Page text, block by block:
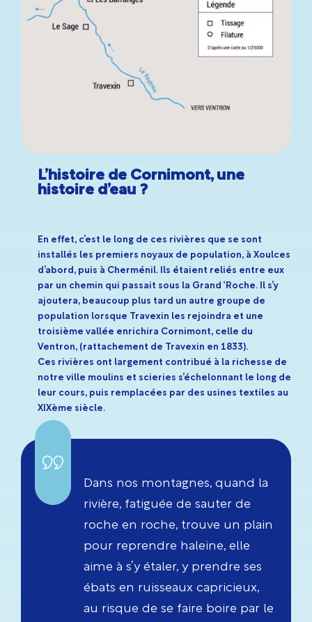
L’histoire de Cornimont, une
histoire d’eau ?
En effet, c’est le long de ces rivières que se sont
installés les premiers noyaux de population, à Xoulces
d’abord, puis à Cherménil. Ils étaient reliés entre eux
par un chemin qui passait sous la Grand ‘Roche. Il s’y
ajoutera, beaucoup plus tard un autre groupe de
population lorsque Travexin les rejoindra et une
troisième vallée enrichira Cornimont, celle du
Ventron, (rattachement de Travexin en 1833).
Ces rivières ont largement contribué à la richesse de
notre ville moulins et scieries s’échelonnant le long de
leur cours, puis remplacées par des usines textiles au
XIXème siècle.
Dans nos montagnes, quand la
rivière, fatiguée de sauter de
roche en roche, trouve un plain
pour reprendre haleine, elle
aime à s’y étaler, y prendre ses
ébats en ruisseaux capricieux,
au risque de se faire boire par le